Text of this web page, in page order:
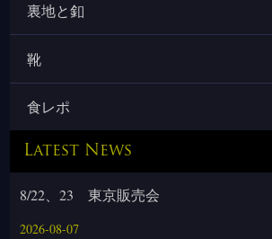
裏地と釦
靴
食レポ
Latest News
8/22、23 東京販売会
2026-08-07